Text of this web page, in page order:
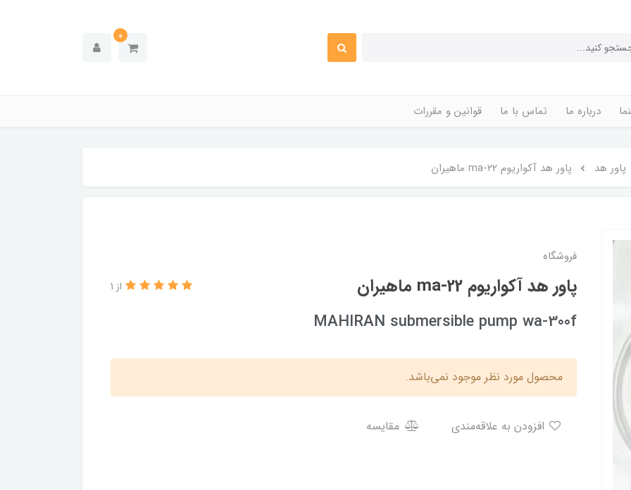
0
درباره ما تماس با ما قوانین و مقررات
پاور هد پاور هد آکواریوم ma-22 ماهیران
فروشگاه
پاور هد آکواریوم ma-22 ماهیران از 1
MAHIRAN submersible pump wa-300f
محصول مورد نظر موجود نمی‌باشد.
مقایسه